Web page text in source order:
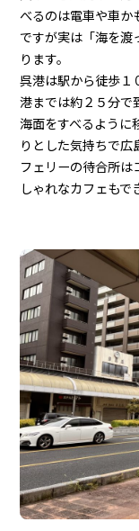
べるのは電車や車か
ですが実は「海を渡
ります。
呉港は駅から徒歩１
港までは約２５分で
海面をすべるように
りとした気持ちで広
フェリーの待合所
しゃれなカフェもで